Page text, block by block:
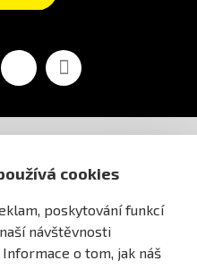
cookies
poskytování funkcí
návštěvnosti
o tom, jak náš
Vimeo Instagram